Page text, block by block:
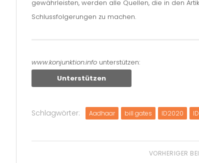
gewährleisten, werden alle Quellen, die in den
Schlussfolgerungen zu machen.
www.konjunktion.info unterstützen:
Unterstützen
Schlagwörter: Aadhaar bill gates ID2020
VORHERIGER